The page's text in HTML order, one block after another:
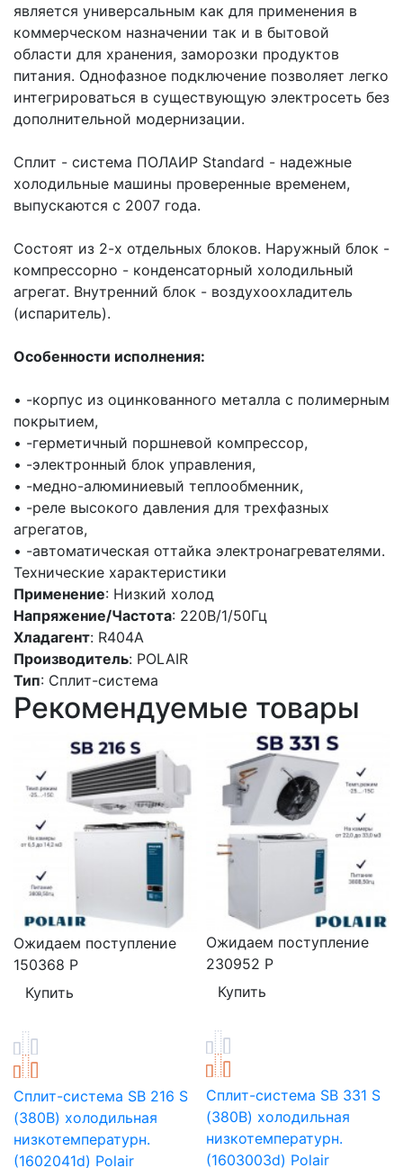
является универсальным как для применения в
коммерческом назначении так и в бытовой
области для хранения, заморозки продуктов
питания. Однофазное подключение позволяет легко
интегрироваться в существующую электросеть без
дополнительной модернизации.
Сплит - система ПОЛАИР Standard - надежные
холодильные машины проверенные временем,
выпускаются с 2007 года.
Состоят из 2-х отдельных блоков. Наружный блок -
компрессорно - конденсаторный холодильный
агрегат. Внутренний блок - воздухоохладитель
(испаритель).
Особенности исполнения:
• -корпус из оцинкованного металла с полимерным
покрытием,
• -герметичный поршневой компрессор,
• -электронный блок управления,
• -медно-алюминиевый теплообменник,
• -реле высокого давления для трехфазных
агрегатов,
• -автоматическая оттайка электронагревателями.
Технические характеристики
Применение: Низкий холод
Напряжение/Частота: 220В/1/50Гц
Хладагент: R404A
Производитель: POLAIR
Тип: Сплит-система
Рекомендуемые товары
Ожидаем поступление
150368 Р
Сплит-система SB 216 S
(380В) холодильная
низкотемпературн.
(1602041d) Polair
Ожидаем поступление
230952 Р
Сплит-система SB 331 S
(380В) холодильная
низкотемпературн.
(1603003d) Polair